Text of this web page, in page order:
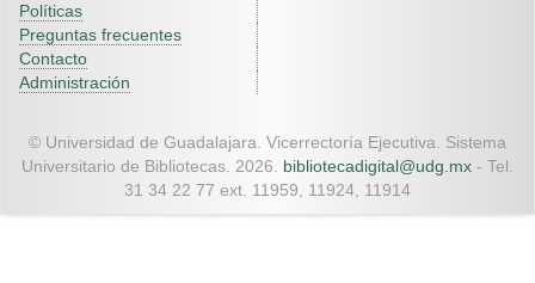
Políticas
Preguntas frecuentes
Contacto
Administración
© Universidad de Guadalajara. Vicerrectoría Ejecutiva. Sistema
Universitario de Bibliotecas. 2026. bibliotecadigital@udg.mx - Tel.
31 34 22 77 ext. 11959, 11924, 11914